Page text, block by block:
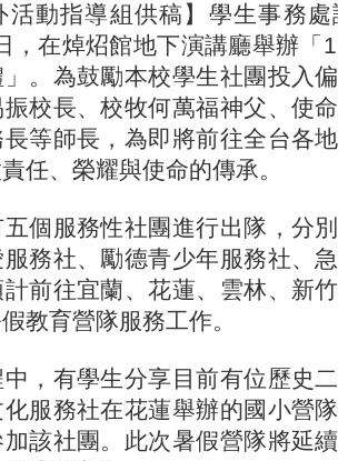
活動指導組供稿】學生事務
，在焯炤館地下演講廳舉辦「
。為鼓勵本校學生社團投入
校長、校牧何萬福神父、使
等師長，為即將前往全台各
任、榮耀與使命的傳承。
個服務性社團進行出隊，分
務社、勵德青少年服務社、
前往宜蘭、花蓮、雲林、新
教育營隊服務工作。
，有學生分享目前有位歷史
服務社在花蓮舉辦的國小營
加該社團。此次暑假營隊將延